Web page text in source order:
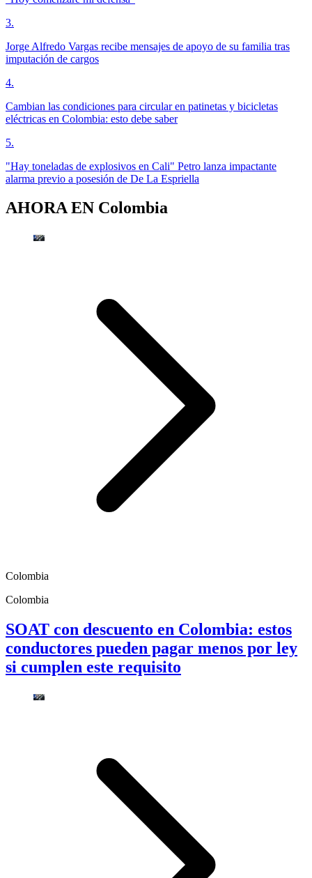
3.
Jorge Alfredo Vargas recibe mensajes de apoyo de su familia tras
imputación de cargos
4.
Cambian las condiciones para circular en patinetas y bicicletas
eléctricas en Colombia: esto debe saber
5.
"Hay toneladas de explosivos en Cali" Petro lanza impactante
alarma previo a posesión de De La Espriella
AHORA EN Colombia
Colombia
Colombia
SOAT con descuento en Colombia: estos
conductores pueden pagar menos por ley
si cumplen este requisito